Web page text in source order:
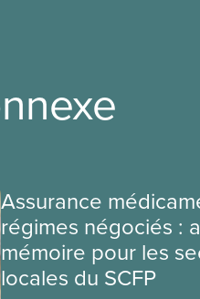
Assurance
régimes négociés :
mémoire pour les
locales du SCFP